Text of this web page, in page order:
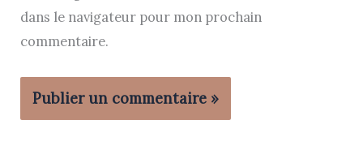
dans le navigateur pour mon prochain
commentaire.